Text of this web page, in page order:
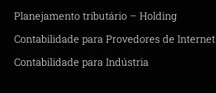
Planejamento tributário – Holding
Contabilidade para Provedores de Internet
Contabilidade para Indústria